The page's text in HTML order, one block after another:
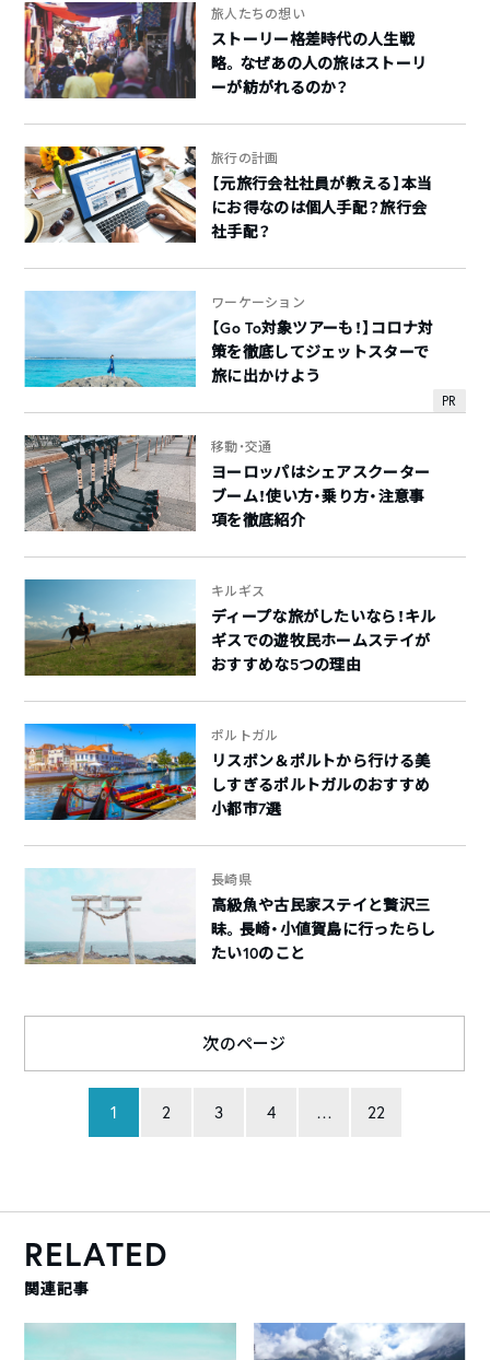
旅人たちの想い
ストーリー格差時代の人生戦
略。なぜあの人の旅はストーリ
ーが紡がれるのか？
旅行の計画
【元旅行会社社員が教える】本当
にお得なのは個人手配？旅行会
社手配？
PR
ワーケーション
【Go To対象ツアーも！】コロナ対
策を徹底してジェットスターで
旅に出かけよう
移動・交通
ヨーロッパはシェアスクーター
ブーム！使い方・乗り方・注意事
項を徹底紹介
キルギス
ディープな旅がしたいなら！キル
ギスでの遊牧民ホームステイが
おすすめな5つの理由
ポルトガル
リスボン＆ポルトから行ける美
しすぎるポルトガルのおすすめ
小都市7選
長崎県
高級魚や古民家ステイと贅沢三
昧。長崎・小値賀島に行ったらし
たい10のこと
1 2 3 4 … 22
次のページ
RELATED
関連記事